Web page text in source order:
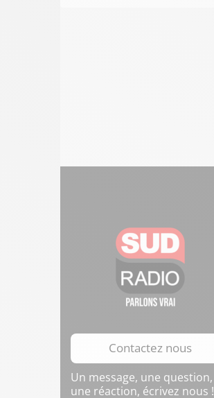
Contactez nous
Un message, une question,
une réaction, écrivez nous !